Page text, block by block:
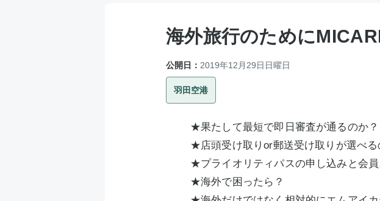
海外旅行のために
公開日： 2019年12月29日日曜日
羽田空港
★果たして最短で即日審査が通るのか？
★店頭受け取りor郵送受け取りが選べる
★プライオリティパスの申し込みと会
★海外で困ったら？